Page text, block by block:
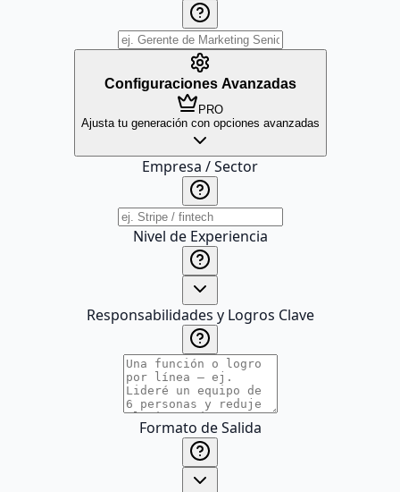
Configuraciones Avanzadas
PRO
Ajusta tu generación con opciones avanzadas
Empresa / Sector
Nivel de Experiencia
Responsabilidades y Logros Clave
Formato de Salida